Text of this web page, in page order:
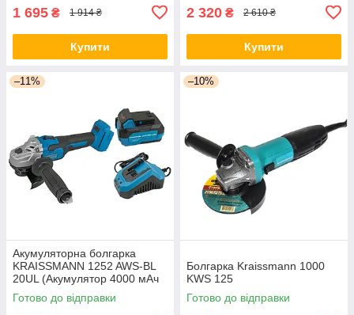
1 695 ₴ 1 914 ₴
Купити
2 320 ₴ 2 610 ₴
Купити
–11%
Акумуляторна болгарка
KRAISSMANN 1252 AWS-BL
20UL (Акумулятор 4000 мАч
+ Зарядка) Німеччина
Готово до відправки
–10%
Болгарка Kraissmann 1000
KWS 125
Готово до відправки